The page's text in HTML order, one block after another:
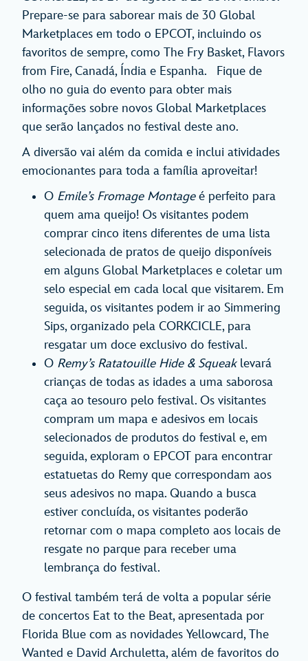
Prepare-se para saborear mais de 30 Global
Marketplaces em todo o EPCOT, incluindo os
favoritos de sempre, como The Fry Basket, Flavors
from Fire, Canadá, Índia e Espanha. Fique de
olho no guia do evento para obter mais
informações sobre novos Global Marketplaces
que serão lançados no festival deste ano.
A diversão vai além da comida e inclui atividades
emocionantes para toda a família aproveitar!
O Emile’s Fromage Montageé perfeito para
quem ama queijo! Os visitantes podem
comprar cinco itens diferentes de uma lista
selecionada de pratos de queijo disponíveis
em alguns Global Marketplaces e coletar um
selo especial em cada local que visitarem. Em
seguida, os visitantes podem ir ao Simmering
Sips, organizado pela CORKCICLE, para
resgatar um doce exclusivo do festival.
O Remy’s Ratatouille Hide & Squeaklevará
crianças de todas as idades a uma saborosa
caça ao tesouro pelo festival. Os visitantes
compram um mapa e adesivos em locais
selecionados de produtos do festival e, em
seguida, exploram o EPCOT para encontrar
estatuetas do Remy que correspondam aos
seus adesivos no mapa. Quando a busca
estiver concluída, os visitantes poderão
retornar com o mapa completo aos locais de
resgate no parque para receber uma
lembrança do festival.
O festival também terá de volta a popular série
de concertos Eat to the Beat, apresentada por
Florida Blue com as novidades Yellowcard, The
Wanted e David Archuletta, além de favoritos do